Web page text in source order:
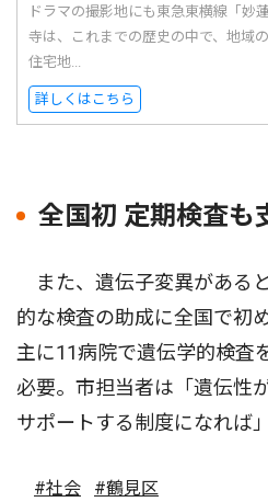
ドラマの撮影地にも東急東横線「妙
寺は、これまでの歴史の中で、地域
住宅地...
詳しくはこちら
全国初 定期検査も
また、遺伝子変異がある
的な検査の助成に全国で初
主に11病院で遺伝学的検査
必要。市担当者は「遺伝性
サポートする制度になれば
#社会 #鶴見区